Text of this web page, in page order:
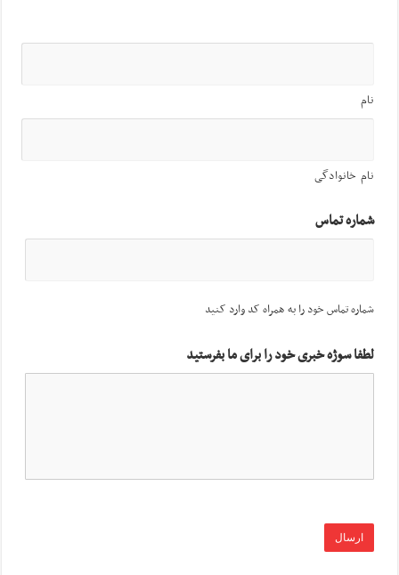
نام
نام خانوادگی
شماره تماس
شماره تماس خود را به همراه کد وارد کنید
لطفا سوژه خبری خود را برای ما بفرستید